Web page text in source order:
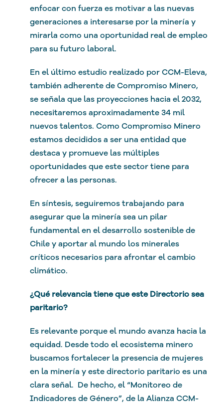
enfocar con fuerza es motivar a las nuevas
generaciones a interesarse por la minería y
mirarla como una oportunidad real de empleo
para su futuro laboral.
En el último estudio realizado por CCM-Eleva,
también adherente de Compromiso Minero,
se señala que las proyecciones hacia el 2032,
necesitaremos aproximadamente 34 mil
nuevos talentos. Como Compromiso Minero
estamos decididos a ser una entidad que
destaca y promueve las múltiples
oportunidades que este sector tiene para
ofrecer a las personas.
En síntesis, seguiremos trabajando para
asegurar que la minería sea un pilar
fundamental en el desarrollo sostenible de
Chile y aportar al mundo los minerales
críticos necesarios para afrontar el cambio
climático.
¿Qué relevancia tiene que este Directorio sea
paritario?
Es relevante porque el mundo avanza hacia la
equidad. Desde todo el ecosistema minero
buscamos fortalecer la presencia de mujeres
en la minería y este directorio paritario es una
clara señal. De hecho, el “Monitoreo de
Indicadores de Género”, de la Alianza CCM-